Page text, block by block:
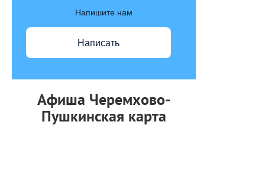
Напишите нам
Написать
Афиша Черемхово-
Пушкинская карта